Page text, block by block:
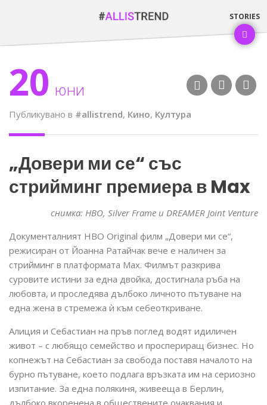
20 юни
Публикувано в #allistrend, Кино, Култура
„Довери ми се“ със
стрийминг премиера в Max
снимка: HBO, Silver Frame и DREAMER Joint Venture
Документалният HBO Original филм „Довери ми се“,
режисиран от Йоанна Ратайчак вече е наличен за
стрийминг в платформата Max. Филмът разкрива
суровите истини за една двойка, достигнала ръба на
любовта, и проследява дълбоко личното пътуване на
една жена в стремежа ѝ към себеоткриване.
Алиция и Себастиан на пръв поглед водят идиличен
живот – с любящо семейство и проспериращ бизнес. Но
копнежът на Себастиан за свобода поставя началото на
бурно пътуване, което подлага връзката им на сериозно
изпитание. За една полякиня, живееща в Берлин,
дълбоко вкоренена в обществените очаквания и